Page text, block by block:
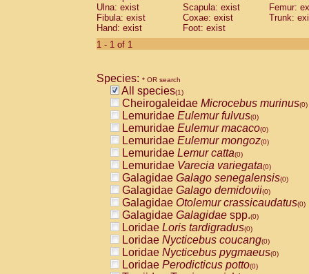
Cebidae Saguinus oedipus
Cebidae Saguinus weddelli
Cebidae Saguinusspp.
Cebidae
CebidaeCebus capucinus
CebidaeCebus nigrivittatus
CebidaeCebus spp.(0)
CebidaeSaimiri boliviensis(0)
CebidaeSaimiri sciureus(0)
AtelidaeAlouatta caraya(0)
AtelidaeAlouatta fusca(0)
AtelidaeAlouatta seniculus(0)
AtelidaeAlouattaspp.(0)
AtelidaeAteles belzebuth(0)
AtelidaeAteles geoffroyi(0)
AtelidaeAteles paniscus(0)
AtelidaeAtelesspp.(0)
AtelidaeLagothrix lagothricha(0)
AtelidaeLagothrix lagothricha cana
PitheciidaeCacajao calvus
Ulna: exist
Scapula: exist
Femur:
Fibula: exist
Coxae: exist
Trunk:
Hand: exist
Foot: exist
1 - 1 of 1
Species: * OR search
All species(1)
Cheirogaleidae Microcebus murinus(0)
Lemuridae Eulemur fulvus(0)
Lemuridae Eulemur macaco(0)
Lemuridae Eulemur mongoz(0)
Lemuridae Lemur catta(0)
Lemuridae Varecia variegata(0)
Galagidae Galago senegalensis(0)
Galagidae Galago demidovii(0)
Galagidae Otolemur crassicaudatus(0)
Galagidae Galagidae spp.(0)
Loridae Loris tardigradus(0)
Loridae Nycticebus coucang(0)
Loridae Nycticebus pygmaeus(0)
Loridae Perodicticus potto(0)